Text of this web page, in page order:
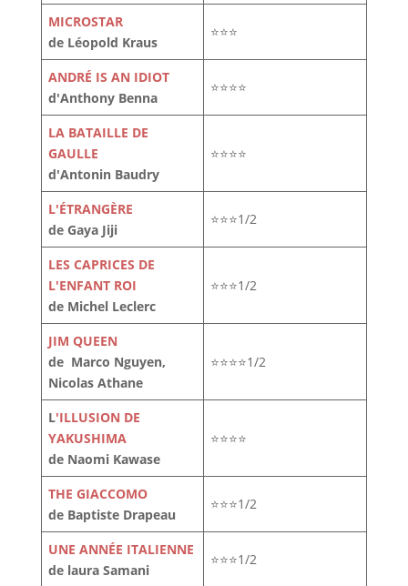
MICROSTAR
de Léopold Kraus
⭐⭐⭐
ANDRÉ IS AN IDIOT
d'Anthony Benna
⭐⭐⭐⭐
LA BATAILLE DE
GAULLE
d'Antonin Baudry
⭐⭐⭐⭐
L'ÉTRANGÈRE
de Gaya Jiji
⭐⭐⭐1/2
LES CAPRICES DE
L'ENFANT ROI
de Michel Leclerc
⭐⭐⭐1/2
JIM QUEEN
de Marco Nguyen,
Nicolas Athane
⭐⭐⭐⭐1/2
L'ILLUSION DE
YAKUSHIMA
de Naomi Kawase
⭐⭐⭐⭐
THE GIACCOMO
de Baptiste Drapeau
⭐⭐⭐1/2
UNE ANNÉE ITALIENNE
de laura Samani
⭐⭐⭐1/2